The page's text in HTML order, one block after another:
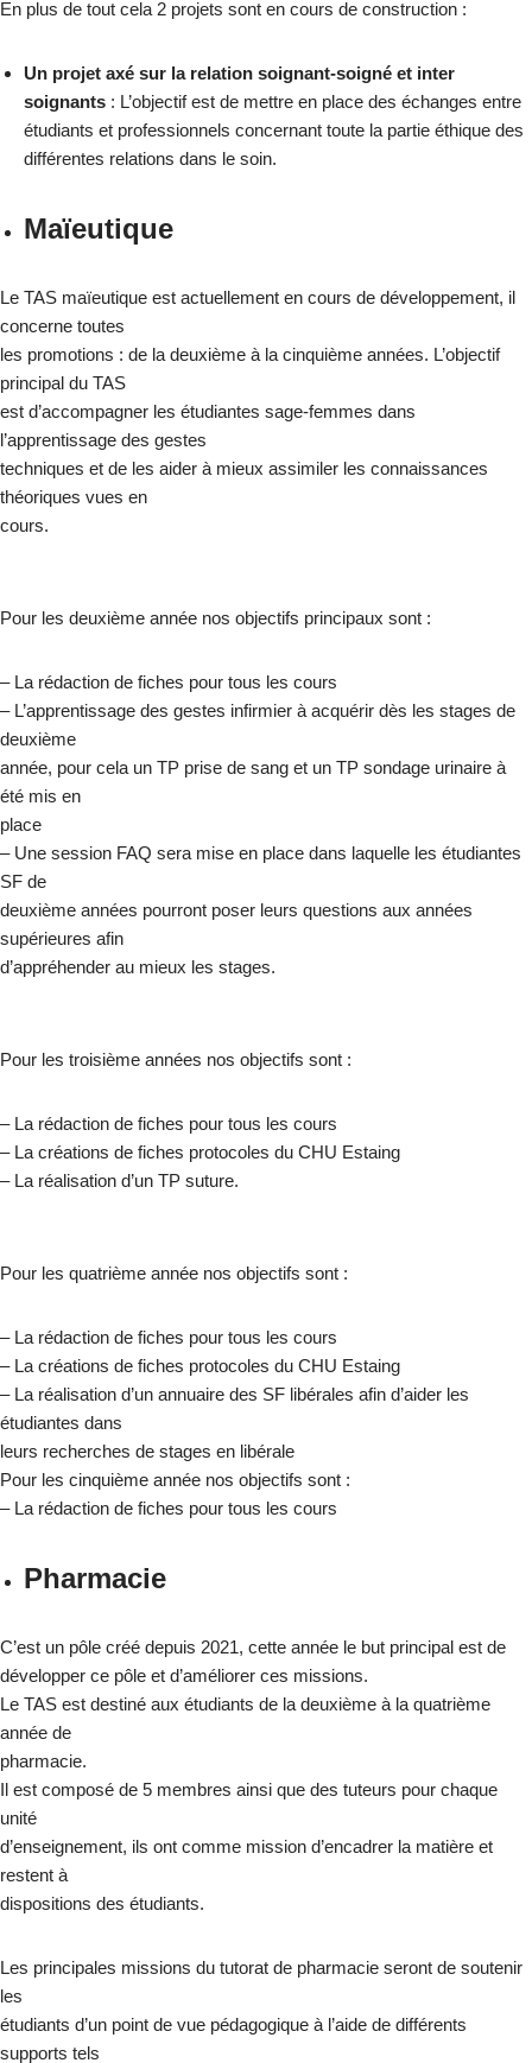
En plus de tout cela 2 projets sont en cours de construction :
Un projet axé sur la relation soignant-soigné et inter
soignants : L’objectif est de mettre en place des échanges entre
étudiants et professionnels concernant toute la partie éthique des
différentes relations dans le soin.
Maïeutique
Le TAS maïeutique est actuellement en cours de développement, il
concerne toutes
les promotions : de la deuxième à la cinquième années. L’objectif
principal du TAS
est d’accompagner les étudiantes sage-femmes dans
l’apprentissage des gestes
techniques et de les aider à mieux assimiler les connaissances
théoriques vues en
cours.
Pour les deuxième année nos objectifs principaux sont :
– La rédaction de fiches pour tous les cours
– L’apprentissage des gestes infirmier à acquérir dès les stages de
deuxième
année, pour cela un TP prise de sang et un TP sondage urinaire à
été mis en
place
– Une session FAQ sera mise en place dans laquelle les étudiantes
SF de
deuxième années pourront poser leurs questions aux années
supérieures afin
d’appréhender au mieux les stages.
Pour les troisième années nos objectifs sont :
– La rédaction de fiches pour tous les cours
– La créations de fiches protocoles du CHU Estaing
– La réalisation d’un TP suture.
Pour les quatrième année nos objectifs sont :
– La rédaction de fiches pour tous les cours
– La créations de fiches protocoles du CHU Estaing
– La réalisation d’un annuaire des SF libérales afin d’aider les
étudiantes dans
leurs recherches de stages en libérale
Pour les cinquième année nos objectifs sont :
– La rédaction de fiches pour tous les cours
Pharmacie
C’est un pôle créé depuis 2021, cette année le but principal est de
développer ce pôle et d’améliorer ces missions.
Le TAS est destiné aux étudiants de la deuxième à la quatrième
année de
pharmacie.
Il est composé de 5 membres ainsi que des tuteurs pour chaque
unité
d’enseignement, ils ont comme mission d’encadrer la matière et
restent à
dispositions des étudiants.
Les principales missions du tutorat de pharmacie seront de soutenir
les
étudiants d’un point de vue pédagogique à l’aide de différents
supports tels